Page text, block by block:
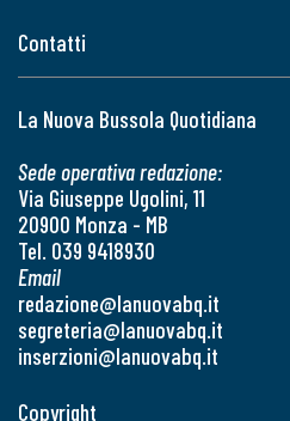
Contatti
La Nuova Bussola Quotidiana
Sede operativa redazione:
Via Giuseppe Ugolini, 11
20900 Monza - MB
Tel. 039 9418930
Email
redazione@lanuovabq.it
segreteria@lanuovabq.it
inserzioni@lanuovabq.it
Copyright